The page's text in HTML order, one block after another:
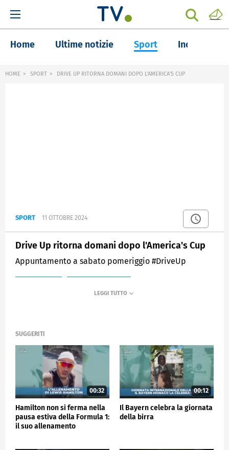
Home Ultime notizie Sport Inchieste
HOME SPORT DRIVE UP RITORNA DOMANI DOPO L'AMERICA'S CUP
SPORT 11 OTTOBRE 2024
Drive Up ritorna domani dopo l'America's Cup
Appuntamento a sabato pomeriggio #DriveUp
SUGGERITI
00:32
Hamilton non si ferma nella
pausa estiva della Formula 1:
il suo allenamento
00:12
Il Bayern celebra la giornata
della birra